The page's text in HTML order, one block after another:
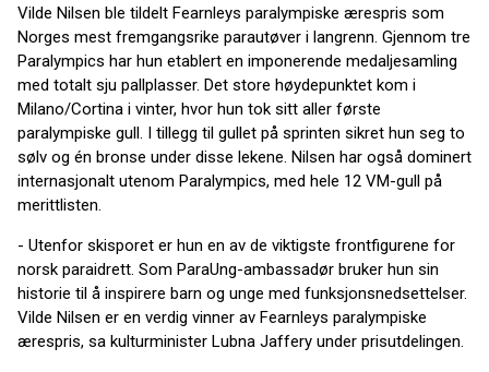
Vilde Nilsen ble tildelt Fearnleys paralympiske ærespris som
Norges mest fremgangsrike parautøver i langrenn. Gjennom tre
Paralympics har hun etablert en imponerende medaljesamling
med totalt sju pallplasser. Det store høydepunktet kom i
Milano/Cortina i vinter, hvor hun tok sitt aller første
paralympiske gull. I tillegg til gullet på sprinten sikret hun seg to
sølv og én bronse under disse lekene. Nilsen har også dominert
internasjonalt utenom Paralympics, med hele 12 VM-gull på
merittlisten.
- Utenfor skisporet er hun en av de viktigste frontfigurene for
norsk paraidrett. Som ParaUng-ambassadør bruker hun sin
historie til å inspirere barn og unge med funksjonsnedsettelser.
Vilde Nilsen er en verdig vinner av Fearnleys paralympiske
ærespris, sa kulturminister Lubna Jaffery under prisutdelingen.